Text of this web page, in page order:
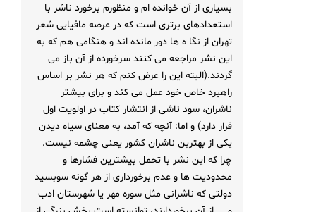
بسیاری از آن خوانده ام و منظورم برخورد ناشر با
استعدادهای برتری است که در عرصه مافیایی شعر
تهران از نگا ه ها دور مانده اند و هنگامی هم که به
این نشر مراجعه می کنند سرخورده از آن باز می
گردند.(البته این را عرض کنم که هر نشر بر اساس
راهبرد خاص خود عمل می کند و برای بیشتر
ناشران، سود ناشی از انتشار کتاب در اولویت اول
قرار دارد) و اما: آنچه که آمد، به معنای سیاه دیدن
یکی از بهترین ناشران کشور یعنی چشمه نیست.
چرا که این نشر با تحمل بیشترین فشارها و
محدودیت ها و عدم برخورداری از هر گونه سوبسید
دولتی که ناشرانی مثل سوره مهر یا شهرستان ادب